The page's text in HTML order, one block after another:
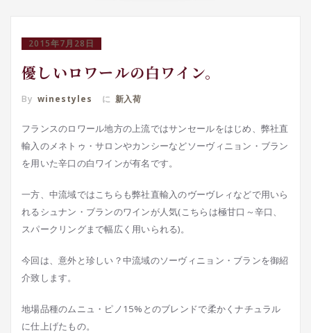
2015年7月28日
優しいロワールの白ワイン。
By winestyles に 新入荷
フランスのロワール地方の上流ではサンセールをはじめ、弊社直
輸入のメネトゥ・サロンやカンシーなどソーヴィニョン・ブラン
を用いた辛口の白ワインが有名です。
一方、中流域ではこちらも弊社直輸入のヴーヴレィなどで用いら
れるシュナン・ブランのワインが人気(こちらは極甘口～辛口、
スパークリングまで幅広く用いられる)。
今回は、意外と珍しい？中流域のソーヴィニョン・ブランを御紹
介致します。
地場品種のムニュ・ピノ15%とのブレンドで柔かくナチュラル
に仕上げたもの。